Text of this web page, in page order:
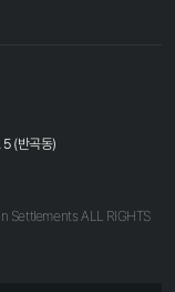
(반곡동)
Settlements ALL RIGHTS